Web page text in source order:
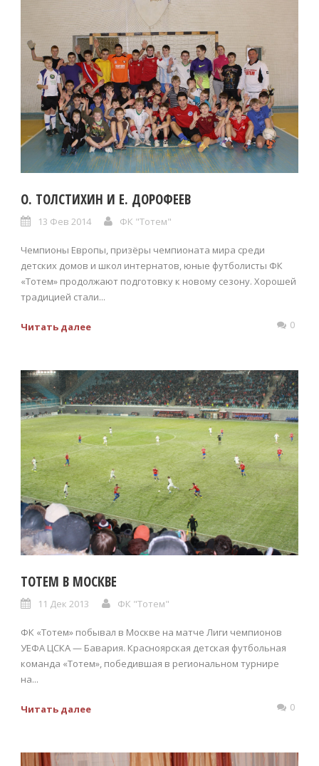
О. ТОЛСТИХИН И Е. ДОРОФЕЕВ
13 Фев 2014 ФК "Тотем"
Чемпионы Европы, призёры чемпионата мира среди
детских домов и школ интернатов, юные футболисты ФК
«Тотем» продолжают подготовку к новому сезону. Хорошей
традицией стали...
Читать далее 0
ТОТЕМ В МОСКВЕ
11 Дек 2013 ФК "Тотем"
ФК «Тотем» побывал в Москве на матче Лиги чемпионов
УЕФА ЦСКА — Бавария. Красноярская детская футбольная
команда «Тотем», победившая в региональном турнире
на...
Читать далее 0